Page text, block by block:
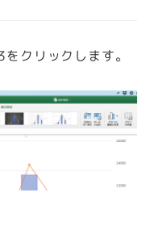
クリックします。